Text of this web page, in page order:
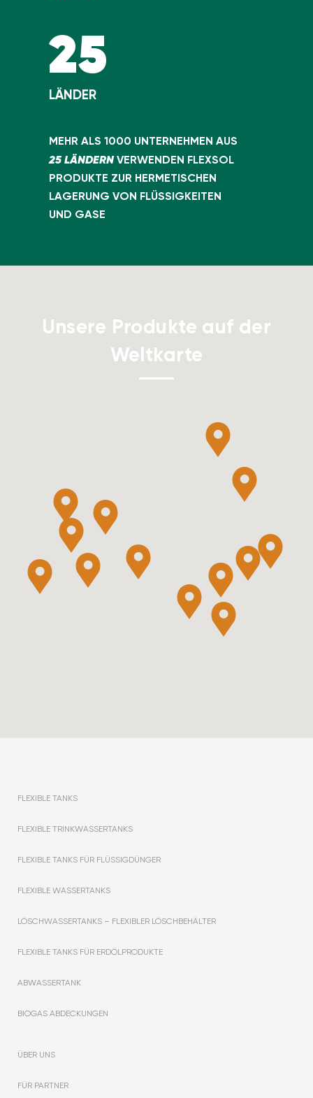
25
LÄNDER
MEHR ALS 1000 UNTERNEHMEN AUS
25 LÄNDERN VERWENDEN FLEXSOL
PRODUKTE ZUR HERMETISCHEN
LAGERUNG VON FLÜSSIGKEITEN
UND GASE
Unsere Produkte auf der
Weltkarte
FLEXIBLE TANKS
FLEXIBLE TRINKWASSERTANKS
FLEXIBLE TANKS FÜR FLÜSSIGDÜNGER
FLEXIBLE WASSERTANKS
LÖSCHWASSERTANKS – FLEXIBLER LÖSCHBEHÄLTER
FLEXIBLE TANKS FÜR ERDÖLPRODUKTE
ABWASSERTANK
BIOGAS ABDECKUNGEN
ÜBER UNS
FÜR PARTNER